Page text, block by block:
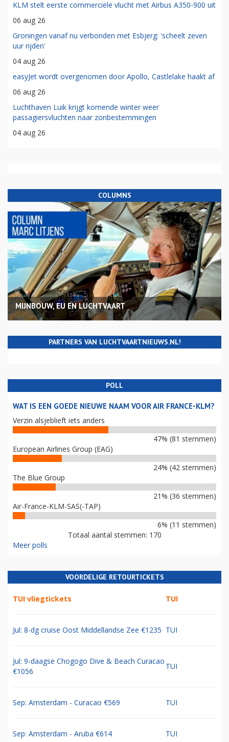
KLM stelt eerste commerciële vlucht met Airbus A350-900 uit
06 aug 26
Groningen vanaf nu verbonden met Esbjerg: 'scheelt zeven
uur rijden'
04 aug 26
easyJet wordt overgenomen door Apollo, Castlelake haakt af
06 aug 26
Luchthaven Luik krijgt komende winter weer
passagiersvluchten naar zonbestemmingen
04 aug 26
COLUMNS
MIJNBOUW, EU EN LUCHTVAART
PARTNERS VAN LUCHTVAARTNIEUWS.NL!
POLL
WAT IS EEN GOEDE NIEUWE NAAM VOOR AIR FRANCE-KLM?
Verzin alsjeblieft iets anders
47% (81 stemmen)
European Airlines Group (EAG)
24% (42 stemmen)
The Blue Group
21% (36 stemmen)
Air-France-KLM-SAS(-TAP)
6% (11 stemmen)
Totaal aantal stemmen: 170
Meer polls
VOORDELIGE RETOURTICKETS
TUI vliegtickets TUI
Jul: 8-dg cruise Oost Middellandse Zee €1235 TUI
Jul: 9-daagse Chogogo Dive & Beach Curacao
€1056
TUI
Sep: Amsterdam - Curacao €569 TUI
Sep: Amsterdam - Aruba €614 TUI